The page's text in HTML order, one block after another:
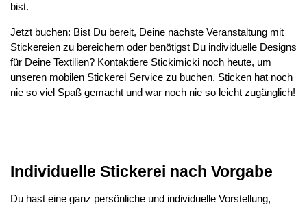
bist.
Jetzt buchen: Bist Du bereit, Deine nächste Veranstaltung mit
Stickereien zu bereichern oder benötigst Du individuelle Designs
für Deine Textilien? Kontaktiere Stickimicki noch heute, um
unseren mobilen Stickerei Service zu buchen. Sticken hat noch
nie so viel Spaß gemacht und war noch nie so leicht zugänglich!
Individuelle Stickerei nach Vorgabe
Du hast eine ganz persönliche und individuelle Vorstellung,